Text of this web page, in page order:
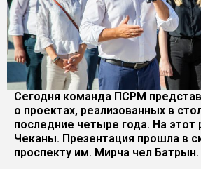
Сегодня команда ПСРМ
о проектах, реализованных в
последние четыре года. На этот
Чеканы. Презентация прошла в
проспекту им. Мирча чел Батрын.